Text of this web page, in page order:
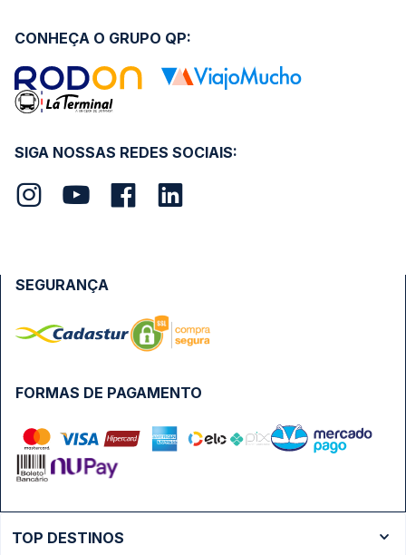
SIGA NOSSAS REDES SOCIAIS:
CONHEÇA O GRUPO QP:
FORMAS DE PAGAMENTO
SEGURANÇA
TOP DESTINOS